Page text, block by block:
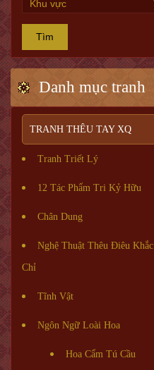
Tìm
Danh mục tranh
TRANH THÊU TAY XQ
Tranh Triết Lý
12 Tác Phẩm Tri Kỷ Hữu
Chân Dung
Nghệ Thuật Thêu Điêu Khắc
Chỉ
Tĩnh Vật
Ngôn Ngữ Loài Hoa
Hoa Cẩm Tú Cầu